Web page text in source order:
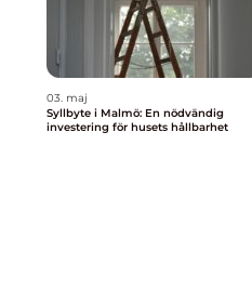
03. maj
Syllbyte i Malmö: En nödvändig
investering för husets hållbarhet